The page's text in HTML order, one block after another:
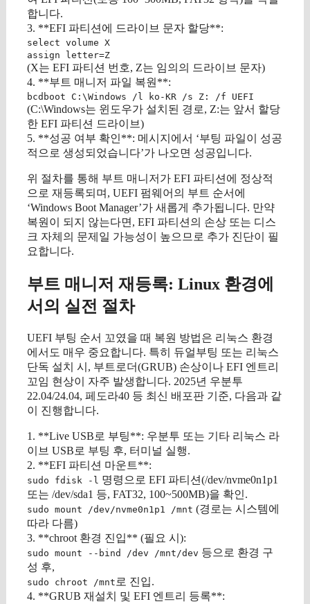
합니다.
3. **EFI 파티션에 드라이브 문자 할당**:
select volume X
assign letter=Z
(X는 EFI 파티션 번호, Z는 임의의 드라이브 문자)
4. **부트 매니저 파일 복원**:
bcdboot C:\Windows /l ko-KR /s Z: /f UEFI
(C:\Windows는 윈도우가 설치된 경로, Z:는 앞서 할당
한 EFI 파티션 드라이브)
5. **성공 여부 확인**: 메시지에서 ‘부팅 파일이 성공
적으로 생성되었습니다’가 나오면 성공입니다.
위 절차를 통해 부트 매니저가 EFI 파티션에 정상적
으로 재등록되며, UEFI 펌웨어의 부트 순서에
‘Windows Boot Manager’가 새롭게 추가됩니다. 만약
복원이 되지 않는다면, EFI 파티션의 손상 또는 디스
크 자체의 문제일 가능성이 높으므로 추가 진단이 필
요합니다.
부트 매니저 재등록: Linux 환경에
서의 실전 절차
UEFI 부팅 순서 꼬였을 때 복원 방법은 리눅스 환경
에서도 매우 중요합니다. 특히 듀얼부팅 또는 리눅스
단독 설치 시, 부트로더(GRUB) 손상이나 EFI 엔트리
꼬임 현상이 자주 발생합니다. 2025년 우분투
22.04/24.04, 페도라40 등 최신 배포판 기준, 다음과 같
이 진행합니다.
1. **Live USB로 부팅**: 우분투 또는 기타 리눅스 라
이브 USB로 부팅 후, 터미널 실행.
2. **EFI 파티션 마운트**:
sudo fdisk -l 명령으로 EFI 파티션(/dev/nvme0n1p1
또는 /dev/sda1 등, FAT32, 100~500MB)을 확인.
sudo mount /dev/nvme0n1p1 /mnt (경로는 시스템에
따라 다름)
3. **chroot 환경 진입** (필요 시):
sudo mount --bind /dev /mnt/dev 등으로 환경 구
성 후,
sudo chroot /mnt 로 진입.
4. **GRUB 재설치 및 EFI 엔트리 등록**: